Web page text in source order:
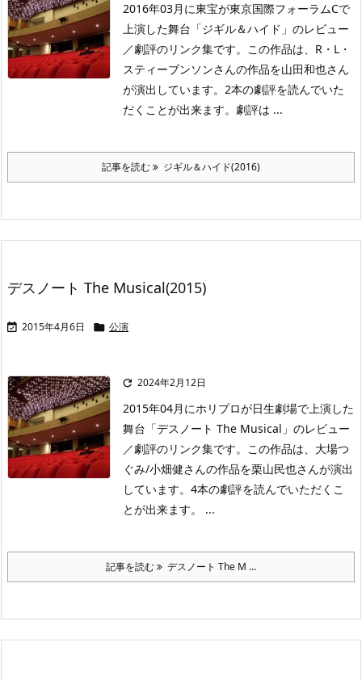
2016年03月に東宝が東京国際フォーラムCで
上演した舞台「ジギル＆ハイド」のレビュー
／劇評のリンク集です。この作品は、R・L・
スティーブンソンさんの作品を山田和也さん
が演出しています。2本の劇評を読んでいた
だくことが出来ます。劇評は ...
記事を読む ジギル＆ハイド(2016)
デスノート The Musical(2015)
 2015年4月6日  公演
 2024年2月12日
2015年04月にホリプロが日生劇場で上演した
舞台「デスノート The Musical」のレビュー
／劇評のリンク集です。この作品は、大場つ
ぐみ/小畑健さんの作品を栗山民也さんが演出
しています。4本の劇評を読んでいただくこ
とが出来ます。 ...
記事を読む デスノート The M ...